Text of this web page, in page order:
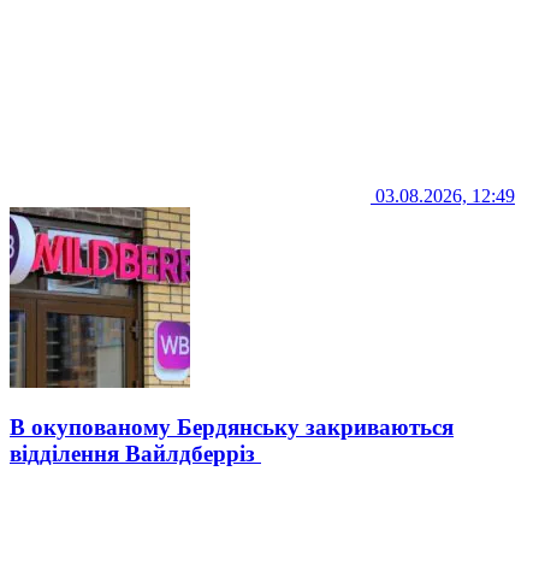
03.08.2026, 12:49
В окупованому Бердянську закриваються
відділення Вайлдберріз